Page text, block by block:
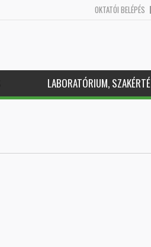
OKTATÓI BELÉPÉS
LABORATÓRIUM,